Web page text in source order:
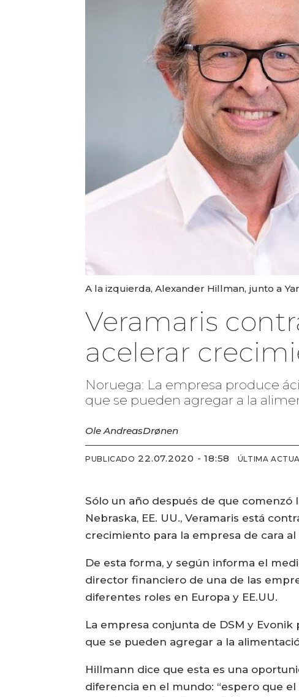
A la izquierda, Alexander Hillman, junto a
Veramaris
acelerar
Noruega: La empresa produce
que se pueden agregar a la
Ole AndreasDrønen
PUBLICADO 22.07.2020 - 18:58 ÚLTIMA
Sólo un año después de que
Nebraska, EE. UU., Veramaris está
crecimiento para la empresa de cara al
De esta forma, y según informa el
director financiero de una de las
diferentes roles en Europa y EE.UU.
La empresa conjunta de DSM y
que se pueden agregar a la
Hillmann dice que esta es una
diferencia en el mundo: “espero que